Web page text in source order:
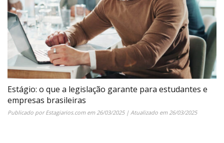
Estágio: o que a legislação garante para estudantes e
empresas brasileiras
Publicado porEstagiarios.comem 26/03/2025| Atualizado em 26/03/2025